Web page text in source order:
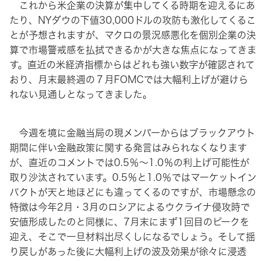
これから米企業の決算が集中してくる時期を迎えるにあ
たり、NYダウの下値30,000ドルの攻防も激化してくるこ
とが予想されますが、マクロの景況感悪化を個別企業の決
算で市場警戒感を払拭できるかが大きな焦点になってきま
す。直近の米経済指標からはどれも強い数字が確認されて
おり、月末最終週の７月FOMCでは大幅利上げが避けら
れない見通しとなってきました。
今週を境に金融当局の現メンバーからはブラックアウト
期間に伴い金融政策に関する発言はみられなくなります
が、直近のコメントでは0.5％〜1.0％の利上げ可能性が
取り沙汰されています。0.5％と1.0％ではマーケットイン
パクトが天と地ほどにも違ってくるのですが、市場懸念の
特徴は今年2月・3月のロシアによるウクライナ侵攻時で
安値形成したのと同様に、7月末にまず1回目のピークを
迎え、そこで一旦材料出尽くしになるでしょう。そして揺
り戻しがあった後に大幅利上げの波及効果が徐々に浸透